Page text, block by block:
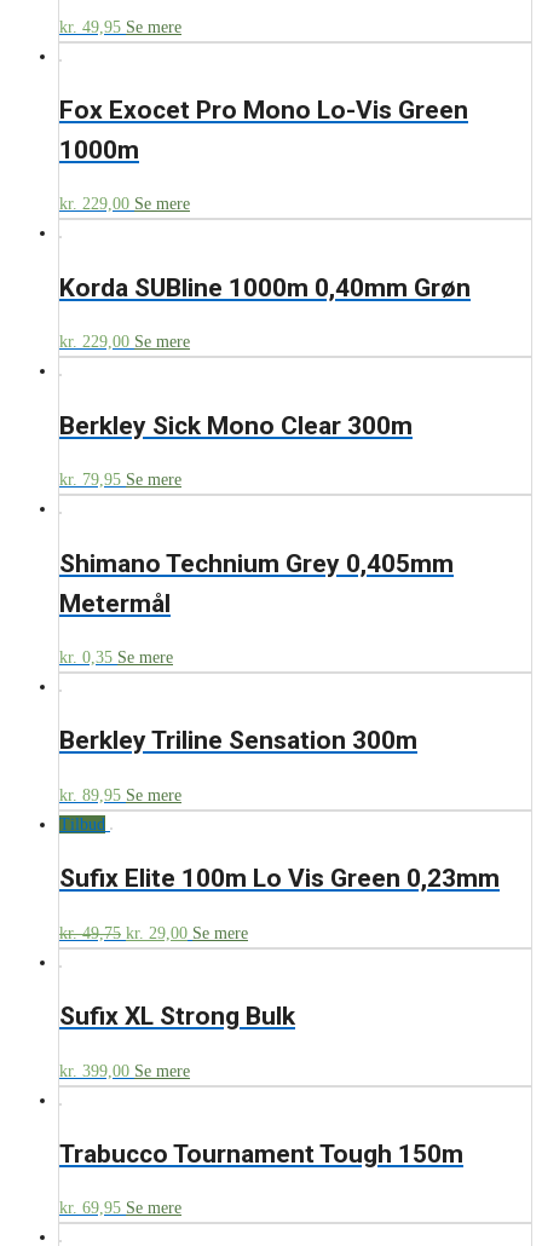
kr. 49,95 Se mere
Fox Exocet Pro Mono Lo-Vis Green
1000m
kr. 229,00 Se mere
Korda SUBline 1000m 0,40mm Grøn
kr. 229,00 Se mere
Berkley Sick Mono Clear 300m
kr. 79,95 Se mere
Shimano Technium Grey 0,405mm
Metermål
kr. 0,35 Se mere
Berkley Triline Sensation 300m
kr. 89,95 Se mere
Tilbud
Sufix Elite 100m Lo Vis Green 0,23mm
kr.49,75 kr. 29,00 Se mere
Sufix XL Strong Bulk
kr. 399,00 Se mere
Trabucco Tournament Tough 150m
kr. 69,95 Se mere